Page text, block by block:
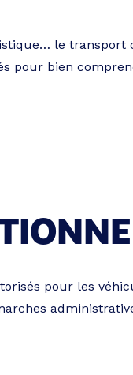
le transport
pour bien
pour les